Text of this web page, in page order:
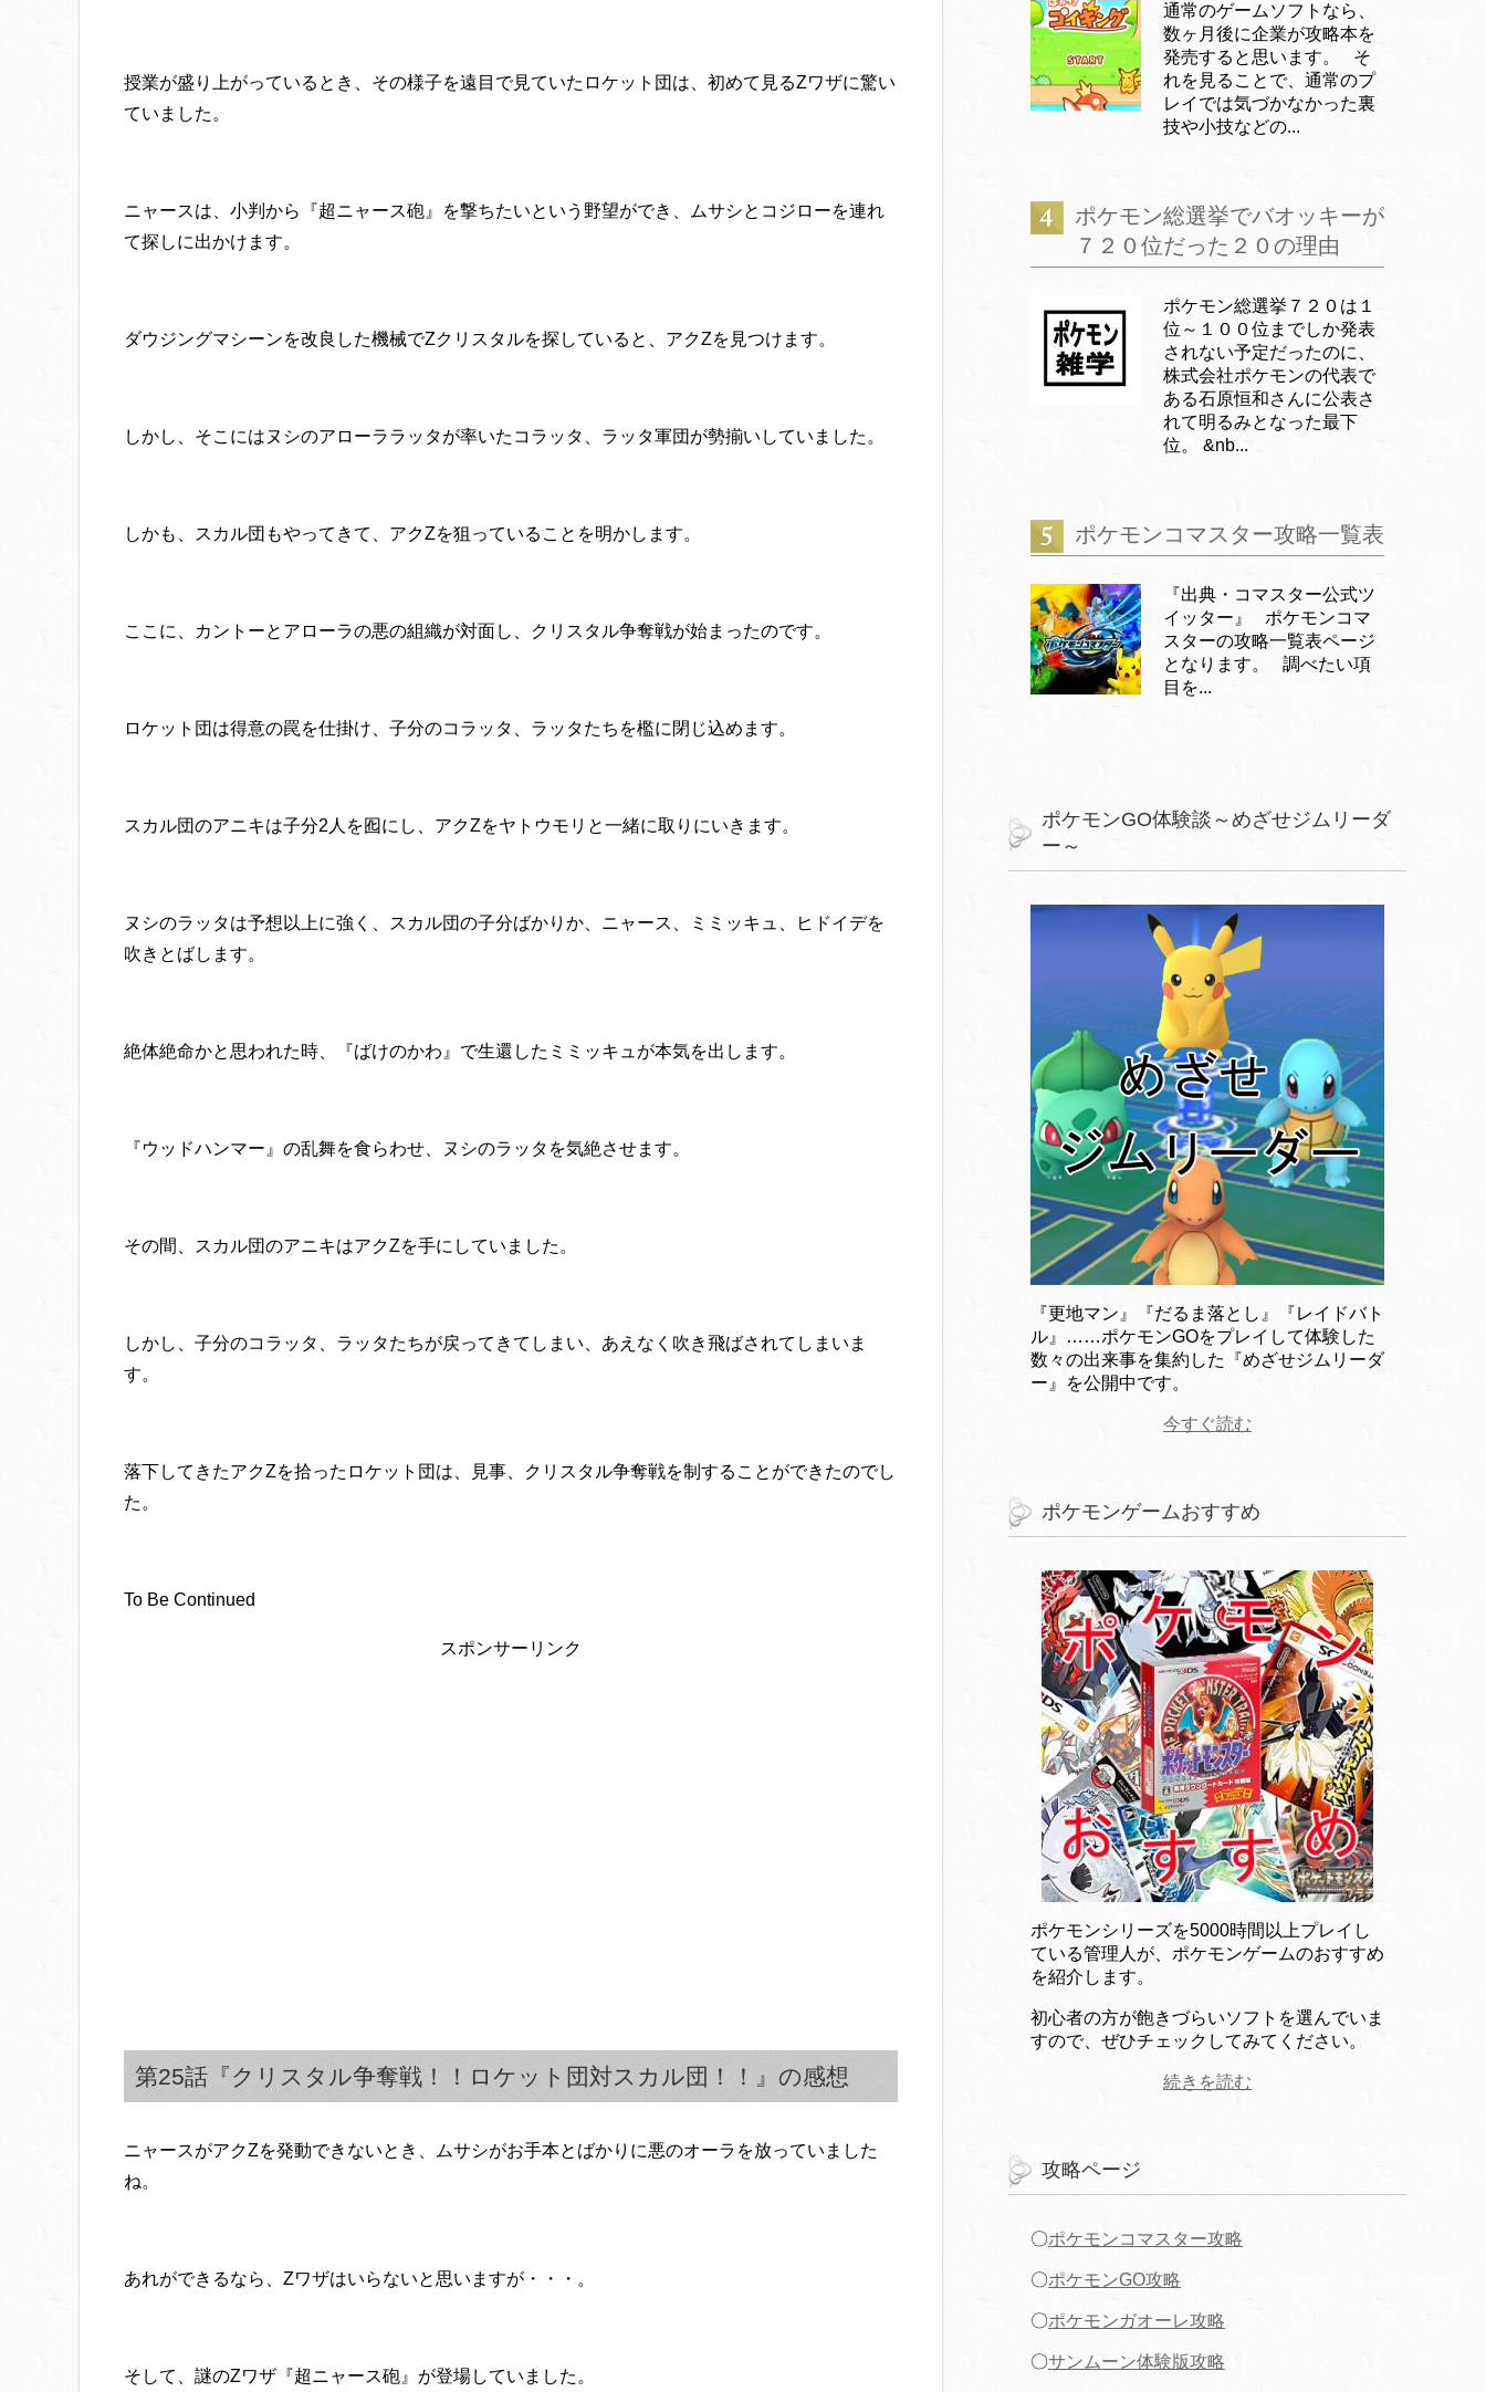
授業が盛り上がっているとき、その様子を遠目で見ていたロケット団は、初めて見るZワザに驚い
ていました。
ニャースは、小判から『超ニャース砲』を撃ちたいという野望ができ、ムサシとコジローを連れ
て探しに出かけます。
ダウジングマシーンを改良した機械でZクリスタルを探していると、アクZを見つけます。
しかし、そこにはヌシのアローララッタが率いたコラッタ、ラッタ軍団が勢揃いしていました。
しかも、スカル団もやってきて、アクZを狙っていることを明かします。
ここに、カントーとアローラの悪の組織が対面し、クリスタル争奪戦が始まったのです。
ロケット団は得意の罠を仕掛け、子分のコラッタ、ラッタたちを檻に閉じ込めます。
スカル団のアニキは子分2人を囮にし、アクZをヤトウモリと一緒に取りにいきます。
ヌシのラッタは予想以上に強く、スカル団の子分ばかりか、ニャース、ミミッキュ、ヒドイデを
吹きとばします。
絶体絶命かと思われた時、『ばけのかわ』で生還したミミッキュが本気を出します。
『ウッドハンマー』の乱舞を食らわせ、ヌシのラッタを気絶させます。
その間、スカル団のアニキはアクZを手にしていました。
しかし、子分のコラッタ、ラッタたちが戻ってきてしまい、あえなく吹き飛ばされてしまいま
す。
落下してきたアクZを拾ったロケット団は、見事、クリスタル争奪戦を制することができたのでし
た。
To Be Continued
スポンサーリンク
第25話『クリスタル争奪戦！！ロケット団対スカル団！！』の感想
ニャースがアクZを発動できないとき、ムサシがお手本とばかりに悪のオーラを放っていました
ね。
あれができるなら、Zワザはいらないと思いますが・・・。
そして、謎のZワザ『超ニャース砲』が登場していました。
通常のゲームソフトなら、
数ヶ月後に企業が攻略本を
発売すると思います。 そ
れを見ることで、通常のプ
レイでは気づかなかった裏
技や小技などの...
ポケモン総選挙でバオッキーが
７２０位だった２０の理由
ポケモン総選挙７２０は１
位～１００位までしか発表
されない予定だったのに、
株式会社ポケモンの代表で
ある石原恒和さんに公表さ
れて明るみとなった最下
位。 &nb...
ポケモンコマスター攻略一覧表
『出典・コマスター公式ツ
イッター』 ポケモンコマ
スターの攻略一覧表ページ
となります。 調べたい項
目を...
ポケモンGO体験談～めざせジムリーダ
ー～
『更地マン』『だるま落とし』『レイドバト
ル』……ポケモンGOをプレイして体験した
数々の出来事を集約した『めざせジムリーダ
ー』を公開中です。
今すぐ読む
ポケモンゲームおすすめ
ポケモンシリーズを5000時間以上プレイし
ている管理人が、ポケモンゲームのおすすめ
を紹介します。
初心者の方が飽きづらいソフトを選んでいま
すので、ぜひチェックしてみてください。
続きを読む
攻略ページ
〇ポケモンコマスター攻略
〇ポケモンGO攻略
〇ポケモンガオーレ攻略
〇サンムーン体験版攻略